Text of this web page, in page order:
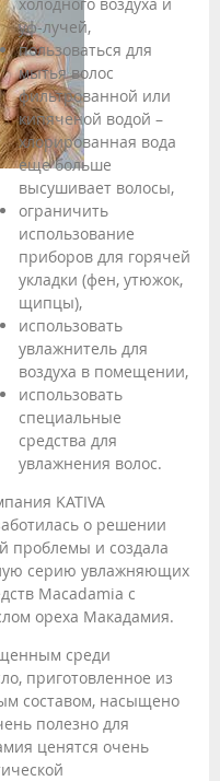
уф-лучей,
пользоваться для
мытья волос
фильтрованной или
кипяченой водой –
хлорированная вода
еще больше
высушивает волосы,
ограничить
использование
приборов для горячей
укладки (фен, утюжок,
щипцы),
использовать
увлажнитель для
воздуха в помещении,
использовать
специальные
средства для
увлажнения волос.
KATIVA
о решении
проблемы и создала
серию увлажняющих
Macadamia с
ореха Макадамия.
среди
приготовленное из
составом, насыщено
полезно для
ценятся очень